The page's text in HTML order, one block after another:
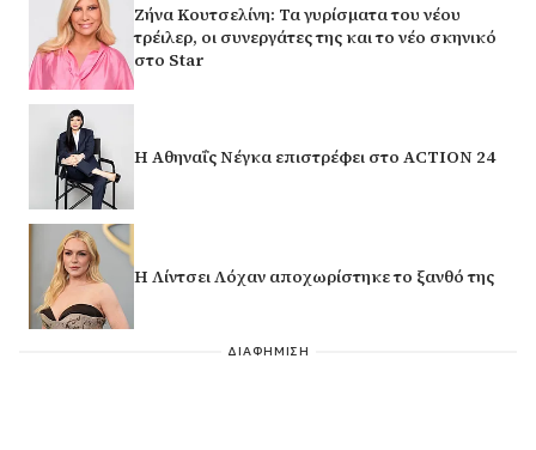
Ζήνα Κουτσελίνη: Τα γυρίσματα του νέου
τρέιλερ, οι συνεργάτες της και το νέο σκηνικό
στο Star
Η Αθηναΐς Νέγκα επιστρέφει στο ACTION 24
Η Λίντσει Λόχαν αποχωρίστηκε το ξανθό της
ΔΙΑΦΗΜΙΣΗ